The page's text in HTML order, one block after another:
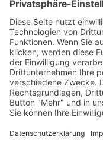
News 2021
News 2020
News 2019
News 2018
News 2017
News 2016
News 2015
News 2014